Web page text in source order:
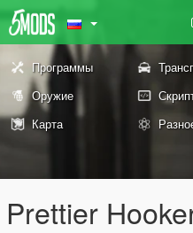
Программы
Оружие
Карта
Prettier